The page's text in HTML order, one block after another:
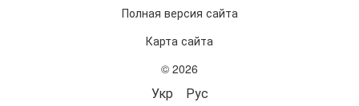
Полная версия сайта
Карта сайта
© 2026
Укр Рус